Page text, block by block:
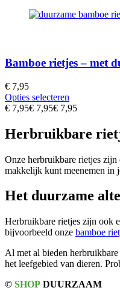
Bamboe rietjes – met
€ 7,95
Opties selecteren
€ 7,95€ 7,95€ 7,95
Herbruikbare
Onze herbruikbare rietjes
makkelijk kunt meenemen in
Het duurzame
Herbruikbare rietjes zijn ook
bijvoorbeeld onze bamboe
Al met al bieden
het leefgebied van dieren.
© SHOP DUURZAAM